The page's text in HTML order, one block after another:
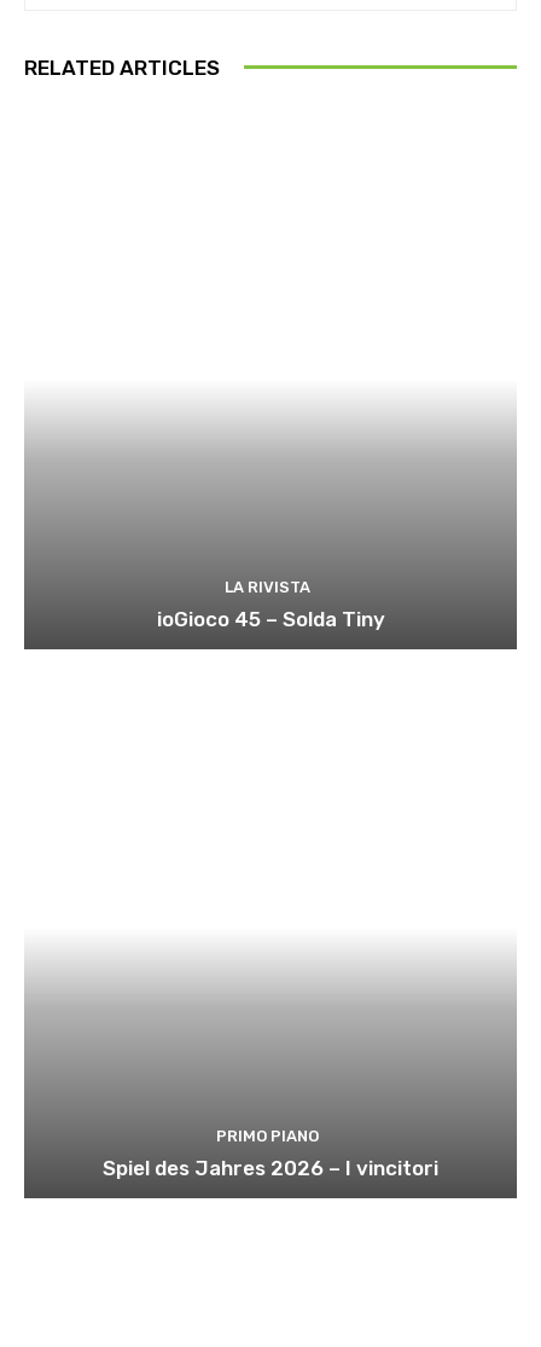
RELATED ARTICLES
LA RIVISTA
ioGioco 45 – Solda Tiny
PRIMO PIANO
Spiel des Jahres 2026 – I vincitori